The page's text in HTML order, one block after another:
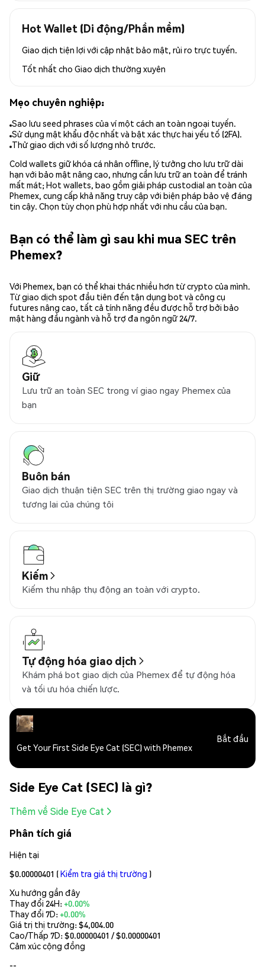
Hot Wallet (Di động/Phần mềm)
Giao dịch tiện lợi với cập nhật bảo mật, rủi ro trực tuyến.
Tốt nhất cho Giao dịch thường xuyên
Mẹo chuyên nghiệp:
Sao lưu seed phrases của ví một cách an toàn ngoại tuyến.
Sử dụng mật khẩu độc nhất và bật xác thực hai yếu tố (2FA).
Thử giao dịch với số lượng nhỏ trước.
Cold wallets giữ khóa cá nhân offline, lý tưởng cho lưu trữ dài
hạn với bảo mật nâng cao, nhưng cần lưu trữ an toàn để tránh
mất mát; Hot wallets, bao gồm giải pháp custodial an toàn của
Phemex, cung cấp khả năng truy cập với biện pháp bảo vệ đáng
tin cậy. Chọn tùy chọn phù hợp nhất với nhu cầu của bạn.
Bạn có thể làm gì sau khi mua SEC trên
Phemex?
Với Phemex, bạn có thể khai thác nhiều hơn từ crypto của mình.
Từ giao dịch spot đầu tiên đến tận dụng bot và công cụ
futures nâng cao, tất cả tính năng đều được hỗ trợ bởi bảo
mật hàng đầu ngành và hỗ trợ đa ngôn ngữ 24/7.
Giữ
Lưu trữ an toàn SEC trong ví giao ngay Phemex của
bạn
Buôn bán
Giao dịch thuận tiện SEC trên thị trường giao ngay và
tương lai của chúng tôi
Kiếm
Kiếm thu nhập thụ động an toàn với crypto.
Tự động hóa giao dịch
Khám phá bot giao dịch của Phemex để tự động hóa
và tối ưu hóa chiến lược.
Get Your First Side Eye Cat (SEC) with Phemex
Bắt đầu
Side Eye Cat (SEC) là gì?
Thêm về Side Eye Cat
Phân tích giá
Hiện tại
$0.00000401 (Kiểm tra giá thị trường )
Xu hướng gần đây
Thay đổi 24H:+0.00%
Thay đổi 7D:+0.00%
Giá trị thị trường:$4,004.00
Cao/Thấp 7D: $0.00000401 / $0.00000401
Cảm xúc cộng đồng
--